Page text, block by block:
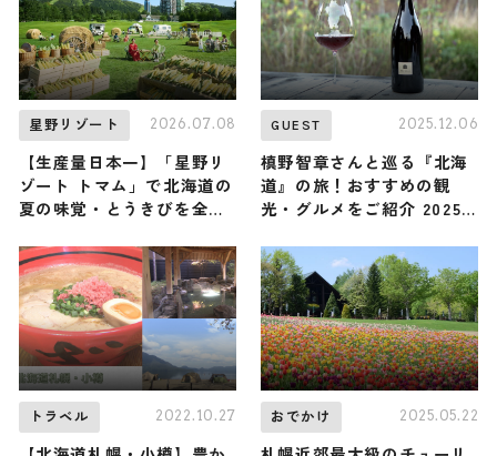
星野リゾート 2026.07.08
【生産量日本一】「星野リ
ゾート トマム」で北海道の
夏の味覚・とうきびを全力
deとうきびフェス』が初開
催！ 限定グルメ、フォトス
ポットなどが登場します ♪
8月31日まで
GUEST 2025.12.06
槙野智章さんと巡る『北海
道』の旅！おすすめの観
光・グルメをご紹介 2025
トラベル 2022.10.27 おでかけ 2025.05.22